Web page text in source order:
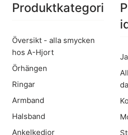
Produktkategori
Översikt - alla smycken
hos A-Hjort
Örhängen
Ringar
Armband
Halsband
Ankelkedjor